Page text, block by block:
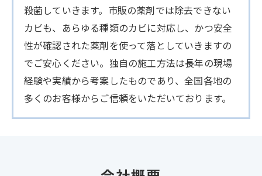
殺菌していきます。市販の薬剤では除去できない
カビも、あらゆる種類のカビに対応し、かつ安全
性が確認された薬剤を使って落としていきますの
でご安心ください。独自の施工方法は長年の現場
経験や実績から考案したものであり、全国各地の
多くのお客様からご信頼をいただいております。